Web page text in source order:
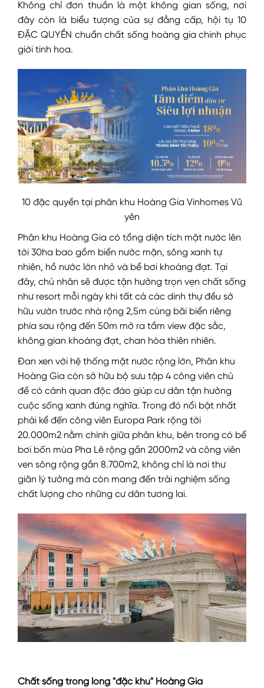
Không chỉ đơn thuần là một không gian sống, nơi
đây còn là biểu tượng của sự đẳng cấp, hội tụ 10
ĐẶC QUYỀN chuẩn chất sống hoàng gia chinh phục
giới tinh hoa.
10 đặc quyền tại phân khu Hoàng Gia Vinhomes Vũ
yên
Phân khu Hoàng Gia có tổng diện tích mặt nước lên
tới 30ha bao gồm biển nước mặn, sông xanh tự
nhiên, hồ nước lớn nhỏ và bể bơi khoáng đạt. Tại
đây, chủ nhân sẽ được tận hưởng trọn vẹn chất sống
như resort mỗi ngày khi tất cả các dinh thự đều sở
hữu vườn trước nhà rộng 2,5m cùng bãi biển riêng
phía sau rộng đến 50m mở ra tầm view đặc sắc,
không gian khoáng đạt, chan hòa thiên nhiên.
Đan xen với hệ thống mặt nước rộng lớn, Phân khu
Hoàng Gia còn sở hữu bộ sưu tập 4 công viên chủ
đề có cảnh quan độc đáo giúp cư dân tận hưởng
cuộc sống xanh đúng nghĩa. Trong đó nổi bật nhất
phải kể đến công viên Europa Park rộng tới
20.000m2 nằm chính giữa phân khu, bên trong có bể
bơi bốn mùa Pha Lê rộng gần 2000m2 và công viên
ven sông rộng gần 8.700m2, không chỉ là nơi thư
giãn lý tưởng mà còn mang đến trải nghiệm sống
chất lượng cho những cư dân tương lai.
Chất sống trong lòng "đặc khu" Hoàng Gia